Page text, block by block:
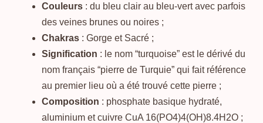
Couleurs: du bleu clair au bleu-vert avec parfois
des veines brunes ou noires ;
Chakras: Gorge et Sacré ;
Signification : le nom “turquoise” est le dérivé du
nom français “pierre de Turquie” qui fait référence
au premier lieu où a été trouvé cette pierre ;
Composition : phosphate basique hydraté,
aluminium et cuivre CuA 16(PO4)4(OH)8.4H2O ;